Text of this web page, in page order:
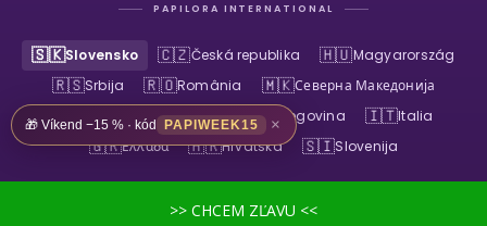
>> CHCEM ZĽAVU <<
PAPILORA INTERNATIONAL
🇸🇰Slovensko 🇨🇿Česká republika 🇭🇺Magyarország
🇷🇸Srbija 🇷🇴România 🇲🇰Северна Македонија
🇧🇬 България 🇧🇦Bosna i Hercegovina 🇮🇹Italia
🇬🇷Ελλάδα 🇭🇷Hrvatska 🇸🇮Slovenija
🎁 Víkend −15 % · kód PAPIWEEK15 ×